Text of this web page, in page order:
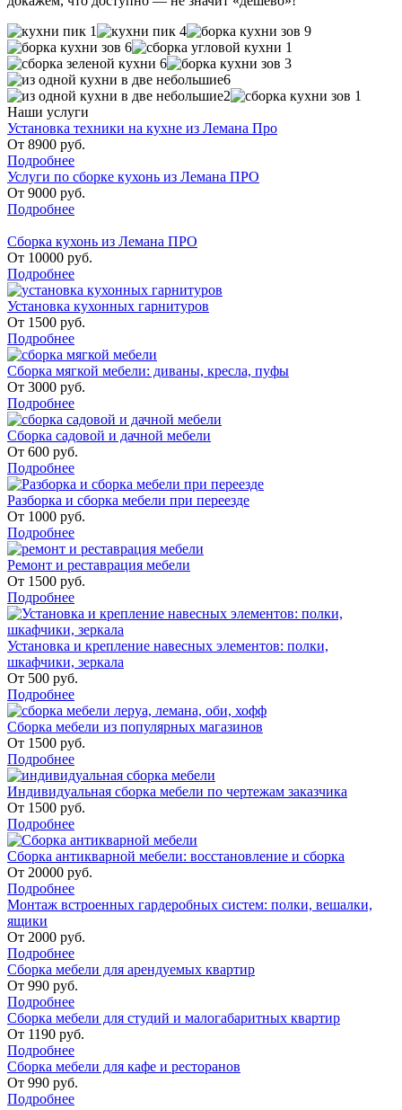
Наши услуги
Установка техники на кухне из Лемана Про
От 8900 руб.
Подробнее
Услуги по сборке кухонь из Лемана ПРО
От 9000 руб.
Подробнее
Сборка кухонь из Лемана ПРО
От 10000 руб.
Подробнее
Установка кухонных гарнитуров
От 1500 руб.
Подробнее
Сборка мягкой мебели: диваны, кресла, пуфы
От 3000 руб.
Подробнее
Сборка садовой и дачной мебели
От 600 руб.
Подробнее
Разборка и сборка мебели при переезде
От 1000 руб.
Подробнее
Ремонт и реставрация мебели
От 1500 руб.
Подробнее
Установка и крепление навесных элементов: полки,
шкафчики, зеркала
От 500 руб.
Подробнее
Сборка мебели из популярных магазинов
От 1500 руб.
Подробнее
Индивидуальная сборка мебели по чертежам заказчика
От 1500 руб.
Подробнее
Сборка антикварной мебели: восстановление и сборка
От 20000 руб.
Подробнее
Монтаж встроенных гардеробных систем: полки, вешалки,
ящики
От 2000 руб.
Подробнее
Сборка мебели для арендуемых квартир
От 990 руб.
Подробнее
Сборка мебели для студий и малогабаритных квартир
От 1190 руб.
Подробнее
Сборка мебели для кафе и ресторанов
От 990 руб.
Подробнее